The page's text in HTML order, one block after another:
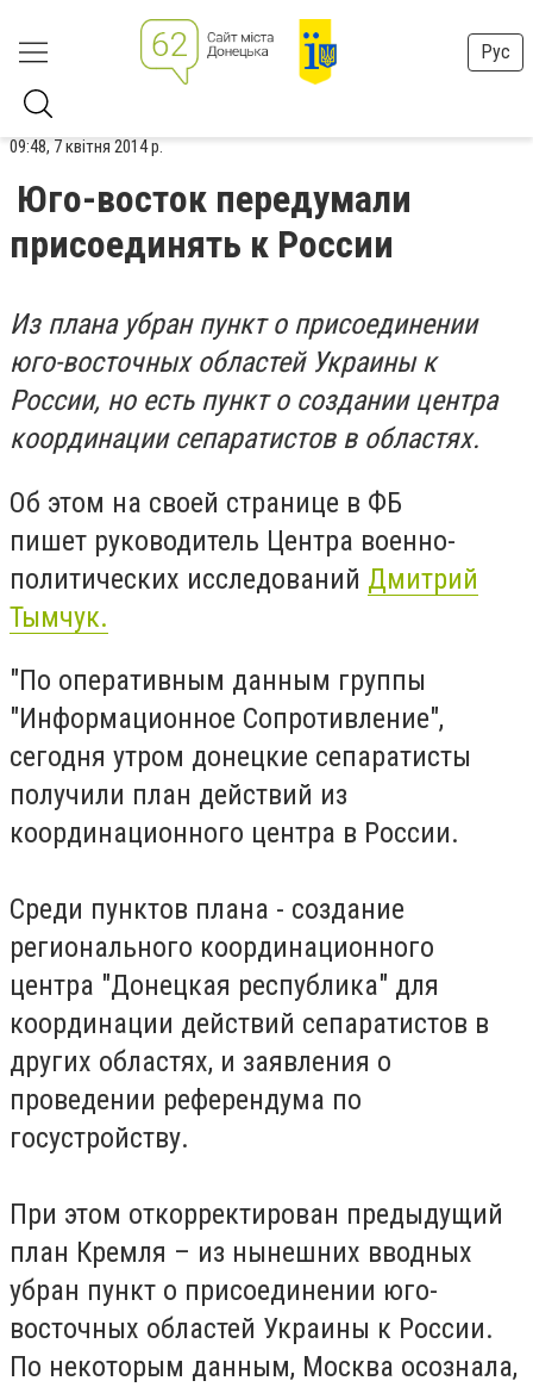
Рус
09:48, 7 квітня 2014 р.
Юго-восток передумали
присоединять к России
Из плана убран пункт о присоединении
юго-восточных областей Украины к
России, но есть пункт о создании центра
координации сепаратистов в областях.
Об этом на своей странице в ФБ
пишет руководитель Центра военно-
политических исследований Дмитрий
Тымчук.
"По оперативным данным группы
"Информационное Сопротивление",
сегодня утром донецкие сепаратисты
получили план действий из
координационного центра в России.
Среди пунктов плана - создание
регионального координационного
центра "Донецкая республика" для
координации действий сепаратистов в
других областях, и заявления о
проведении референдума по
госустройству.
При этом откорректирован предыдущий
план Кремля – из нынешних вводных
убран пункт о присоединении юго-
восточных областей Украины к России.
По некоторым данным, Москва осознала,